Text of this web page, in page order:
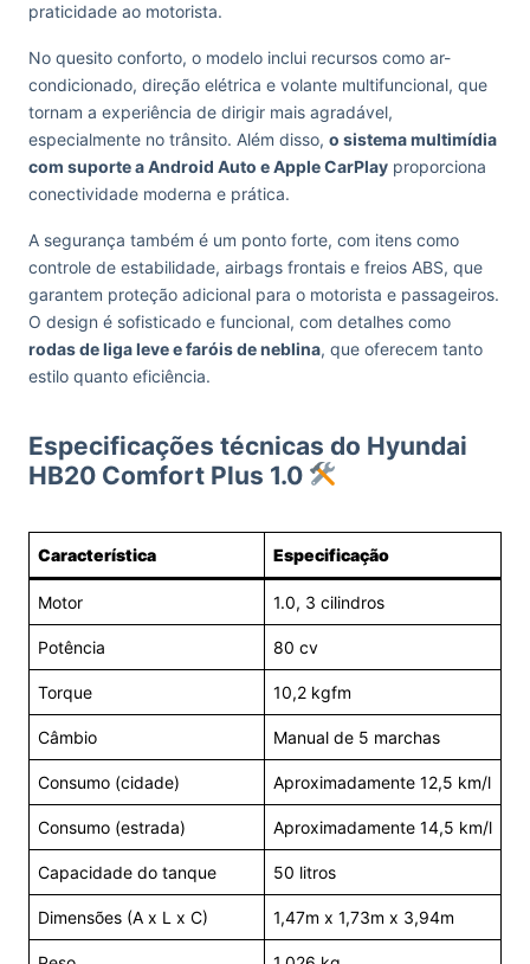
praticidade ao motorista.
No quesito conforto, o modelo inclui recursos como ar-
condicionado, direção elétrica e volante multifuncional, que
tornam a experiência de dirigir mais agradável,
especialmente no trânsito. Além disso, o sistema multimídia
com suporte a Android Auto e Apple CarPlay proporciona
conectividade moderna e prática.
A segurança também é um ponto forte, com itens como
controle de estabilidade, airbags frontais e freios ABS, que
garantem proteção adicional para o motorista e passageiros.
O design é sofisticado e funcional, com detalhes como
rodas de liga leve e faróis de neblina, que oferecem tanto
estilo quanto eficiência.
Especificações técnicas do Hyundai
HB20 Comfort Plus 1.0
Característica Especificação
Motor 1.0, 3 cilindros
Potência 80 cv
Torque 10,2 kgfm
Câmbio Manual de 5 marchas
Consumo (cidade) Aproximadamente 12,5 km/l
Consumo (estrada) Aproximadamente 14,5 km/l
Capacidade do tanque 50 litros
Dimensões (A x L x C) 1,47m x 1,73m x 3,94m